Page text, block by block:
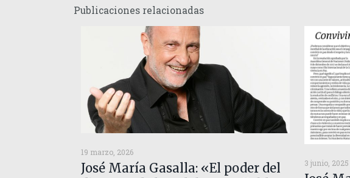
Publicaciones relacionadas
19 marzo, 2026
José María Gasalla: «El poder del
3 junio, 2025